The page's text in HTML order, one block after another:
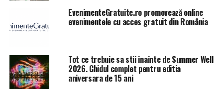
unul din cartierele de lux cu publicitate masivă în media.
pușcărie și a fost trimis în instanță în mai multe dosare.
De asemenea i-a fost sechestrată o mare parte din avere.
EvenimenteGratuite.ro promovează online
evenimentele cu acces gratuit din România
Tot ce trebuie sa stii inainte de Summer Well
2026. Ghidul complet pentru editia
aniversara de 15 ani